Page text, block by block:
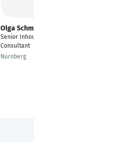
Olga Schmidt
Senior Inhouse
Consultant
Nürnberg